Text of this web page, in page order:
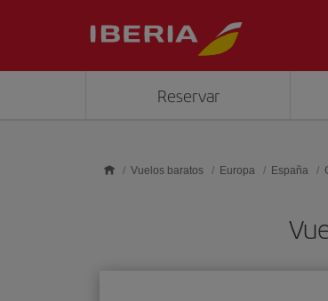
Reservar
Vuelos baratos Europa España